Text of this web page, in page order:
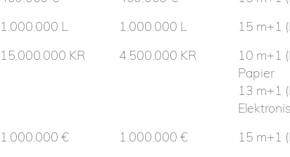
1.000.000 L 1.000.000 L
15 m+1
15.000.000 KR 4.500.000 KR
10 m+1
Papier
13 m+1
1.000.000 € 1.000.000 €
15 m+1